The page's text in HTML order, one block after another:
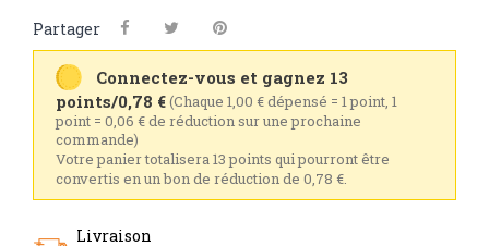
Partager
Connectez-vous et gagnez 13
points/0,78 €(Chaque 1,00 € dépensé = 1 point, 1
point = 0,06 € de réduction sur une prochaine
commande)
Votre panier totalisera 13 points qui pourront être
convertis en un bon de réduction de 0,78 €.
Livraison